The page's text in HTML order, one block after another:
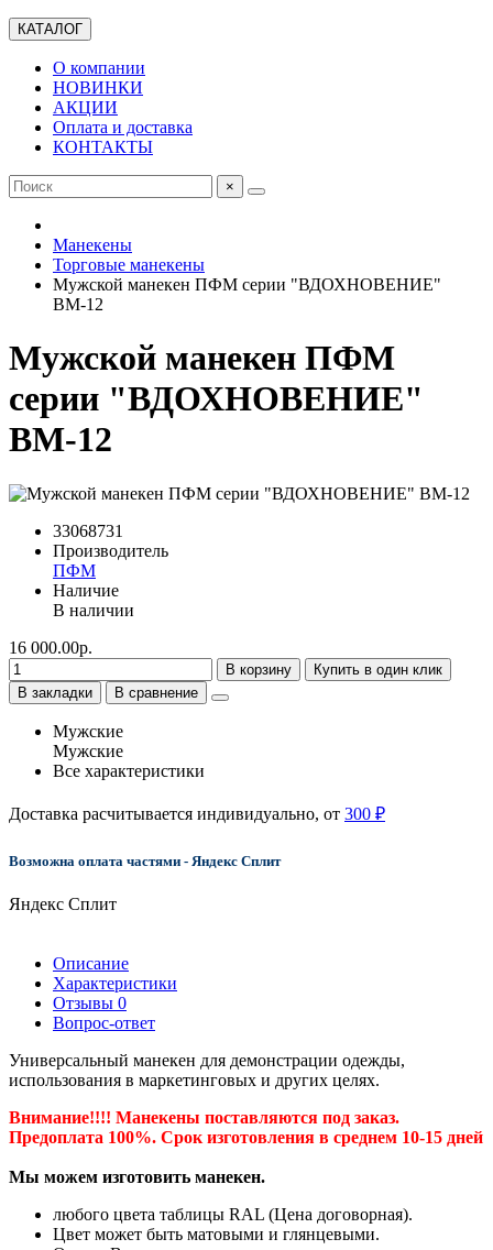
КАТАЛОГ
О компании
НОВИНКИ
АКЦИИ
Оплата и доставка
КОНТАКТЫ
×
Манекены
Торговые манекены
Мужской манекен ПФМ серии "ВДОХНОВЕНИЕ"
ВМ-12
Мужской манекен ПФМ
серии "ВДОХНОВЕНИЕ"
ВМ-12
33068731
Производитель
ПФМ
Наличие
В наличии
16 000.00р.
В корзину
Купить в один клик
В закладки
В сравнение
Мужские
Мужские
Все характеристики
Доставка расчитывается индивидуально, от 300 ₽
Возможна оплата частями - Яндекс Сплит
Яндекс Сплит
Описание
Характеристики
Отзывы 0
Вопрос-ответ
Универсальный манекен для демонстрации одежды,
использования в маркетинговых и других целях.
Внимание!!!! Манекены поставляются под заказ.
Предоплата 100%. Срок изготовления в среднем 10-15 дней
Мы можем изготовить манекен.
любого цвета таблицы RAL (Цена договорная).
Цвет может быть матовыми и глянцевыми.